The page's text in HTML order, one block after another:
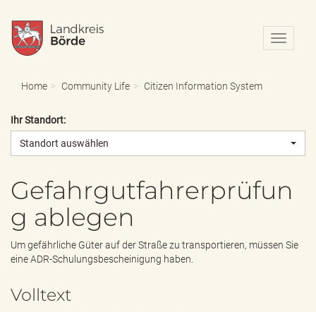
N
a
o
i
a
Home Community Life Citizen Information System
Ihr Standort:
Standort auswählen
Gefahrgutfahrerprüfun
g ablegen
Um gefährliche Güter auf der Straße zu transportieren, müssen Sie
eine ADR-Schulungsbescheinigung haben.
Volltext